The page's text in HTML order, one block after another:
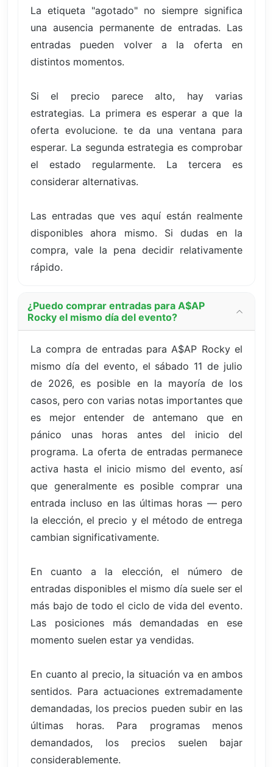
La etiqueta "agotado" no siempre significa
una ausencia permanente de entradas. Las
entradas pueden volver a la oferta en
distintos momentos.
Si el precio parece alto, hay varias
estrategias. La primera es esperar a que la
oferta evolucione. te da una ventana para
esperar. La segunda estrategia es comprobar
el estado regularmente. La tercera es
considerar alternativas.
Las entradas que ves aquí están realmente
disponibles ahora mismo. Si dudas en la
compra, vale la pena decidir relativamente
rápido.
¿Puedo comprar entradas para A$AP
Rocky el mismo día del evento?
La compra de entradas para A$AP Rocky el
mismo día del evento, el sábado 11 de julio
de 2026, es posible en la mayoría de los
casos, pero con varias notas importantes que
es mejor entender de antemano que en
pánico unas horas antes del inicio del
programa. La oferta de entradas permanece
activa hasta el inicio mismo del evento, así
que generalmente es posible comprar una
entrada incluso en las últimas horas — pero
la elección, el precio y el método de entrega
cambian significativamente.
En cuanto a la elección, el número de
entradas disponibles el mismo día suele ser el
más bajo de todo el ciclo de vida del evento.
Las posiciones más demandadas en ese
momento suelen estar ya vendidas.
En cuanto al precio, la situación va en ambos
sentidos. Para actuaciones extremadamente
demandadas, los precios pueden subir en las
últimas horas. Para programas menos
demandados, los precios suelen bajar
considerablemente.